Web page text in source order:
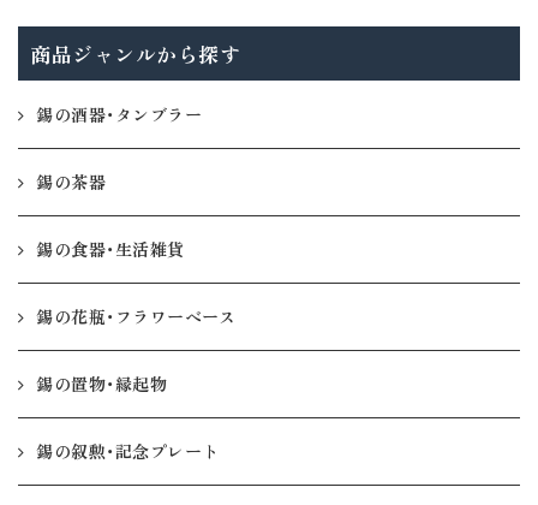
商品ジャンルから探す
錫の酒器・タンブラー
錫の茶器
錫の食器・生活雑貨
錫の花瓶・フラワーベース
錫の置物・縁起物
錫の叙勲・記念プレート